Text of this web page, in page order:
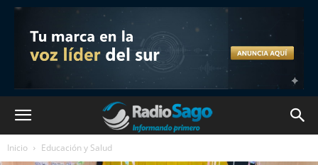
Inicio Educación y Salud